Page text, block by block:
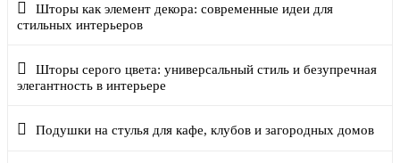
Шторы как элемент декора: современные идеи для
стильных интерьеров
Шторы серого цвета: универсальный стиль и безупречная
элегантность в интерьере
Подушки на стулья для кафе, клубов и загородных домов